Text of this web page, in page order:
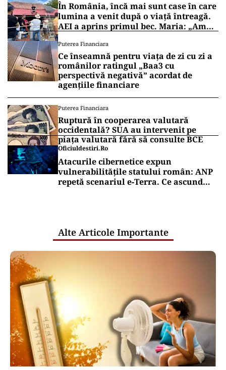
În România, încă mai sunt case în care
lumina a venit după o viață întreagă.
AEI a aprins primul bec. Maria: „Am
Puterea Financiara
Ce înseamnă pentru viața de zi cu zi a
românilor ratingul „Baa3 cu
perspectivă negativă” acordat de
agențiile financiare
Puterea Financiara
Ruptură în cooperarea valutară
occidentală? SUA au intervenit pe
piața valutară fără să consulte BCE
Oficiuldestiri.ro
Atacurile cibernetice expun
vulnerabilitățile statului român: ANP
repetă scenariul e‑Terra. Ce ascund
Alte Articole Importante